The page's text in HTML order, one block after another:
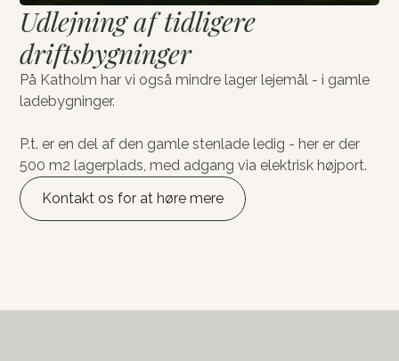
Udlejning af tidligere
driftsbygninger
På Katholm har vi også mindre lager lejemål - i gamle
ladebygninger.
P.t. er en del af den gamle stenlade ledig - her er der
500 m2 lagerplads, med adgang via elektrisk højport.
Kontakt os for at høre mere